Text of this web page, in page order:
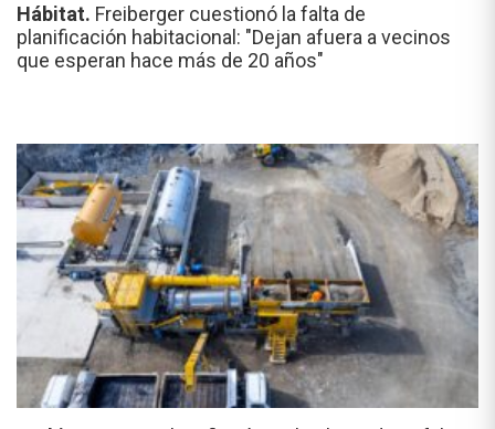
Hábitat. Freiberger cuestionó la falta de
planificación habitacional: "Dejan afuera a vecinos
que esperan hace más de 20 años"